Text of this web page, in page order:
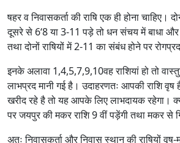
षहर व निवासकर्ता की राषि एक ही होना चाहिए।
दूसरे से 6‘8 या 3-11 पड़े तो धन संचय में बाधा और
तथा दोनों राषियों में 2-11 का संबंध होने पर
इनके अलावा 1,4,5,7,9,10वह राशियां हो तो
लाभप्रद मानी गई है। उदाहरणतः आपकी राशि
खरीद रहे है तो यह आपके लिए लाभदायक रहेगा।
पर जयपुर की मकर राशि 9 वीं पड़ेंगी तथा मकर से
अतः निवासकर्ता और निवास स्थान की राषियों